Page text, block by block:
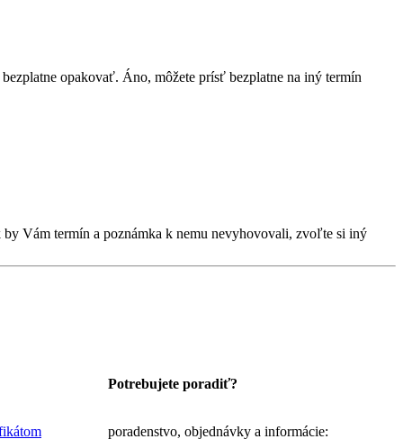
opakovať. Áno, môžete prísť bezplatne na iný termín
by Vám termín a poznámka k nemu nevyhovovali, zvoľte si iný
Potrebujete poradiť?
poradenstvo, objednávky a informácie: